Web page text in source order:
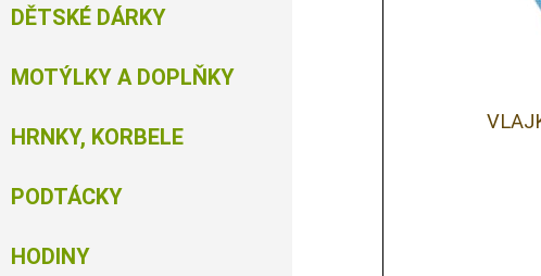
DĚTSKÉ DÁRKY
MOTÝLKY A DOPLŇKY
HRNKY, KORBELE
PODTÁCKY
HODINY